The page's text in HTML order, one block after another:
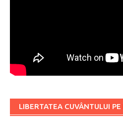
LIBERTATEA CUVÂNTULUI